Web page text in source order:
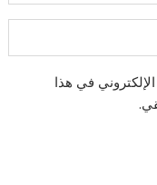
في هذا